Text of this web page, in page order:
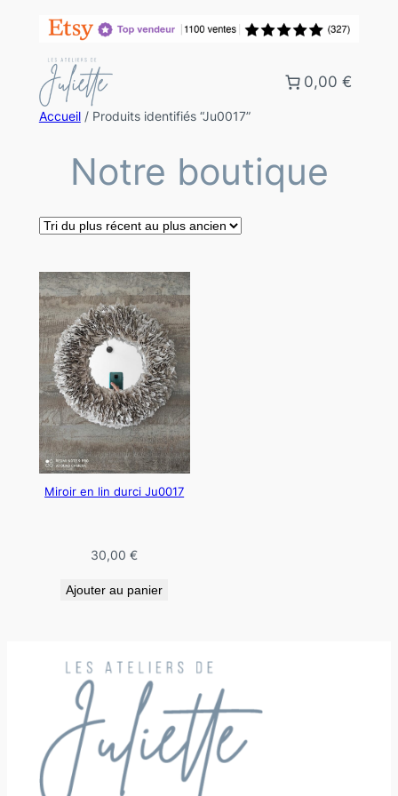
0,00 €
Accueil/ Produits identifiés “Ju0017”
Notre boutique
Miroir en lin durci Ju0017
30,00€
Ajouter au panier